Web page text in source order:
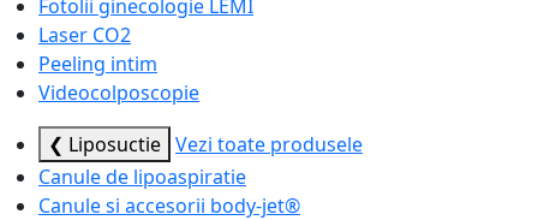
Fotolii ginecologie LEMI
Laser CO2
Peeling intim
Videocolposcopie
❮ Liposuctie Vezi toate produsele
Canule de lipoaspiratie
Canule si accesorii body-jet®